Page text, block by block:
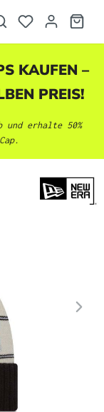
KAUFEN –
PREIS!
und erhalte 50%